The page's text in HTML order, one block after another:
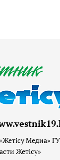
Медиа»
Жетісу»